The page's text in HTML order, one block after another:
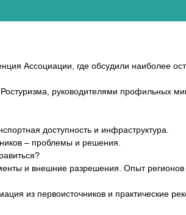
Ассоциации, где обсудили наиболее
руководителями профильных
доступность и инфраструктура.
– проблемы и решения.
и внешние разрешения. Опыт регионов
из первоисточников и практические